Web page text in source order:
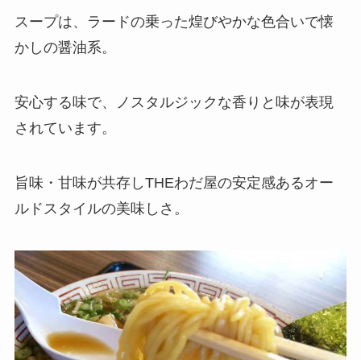
スープは、ラードの乗った煌びやかな色合いで懐
かしの醤油系。
安心する味で、ノスタルジックな香りと味が表現
されています。
旨味・甘味が共存しTHEわだ屋の安定感あるオー
ルドスタイルの美味しさ。